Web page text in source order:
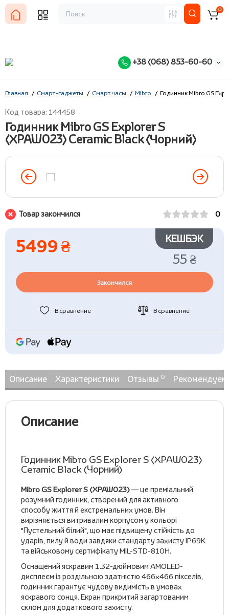
+38 (068) 853-60-60
0
Главная Смарт-гаджеты Смарт часы Mibro Годинник Mibro GS
Код товара: 144458
Годинник Mibro GS Explorer S
(XPAW023) Ceramic Black (Чорний)
Товар закончился 0
5499 ₴ КЕШБЭК
55 ₴
Закончился
В сравнение В сравнение
Описание Характеристики Отзывы 0
Описание
Годинник Mibro GS Explorer S (XPAW023)
Ceramic Black (Чорний)
Mibro GS Explorer S (XPAW023)— це преміальний
розумний годинник, створений для активного
способу життя й екстремальних умов. Він
вирізняється витривалим корпусом у кольорі
"Пустельний білий", що має підвищену стійкість до
ударів, пилу й води завдяки стандарту захисту IP69K
та військовому сертифікату MIL-STD-810H.
Оснащений яскравим 1.32-дюймовим AMOLED-
дисплеєм із роздільною здатністю 466x466 пікселів,
годинник гарантує чудову видимість в умовах
яскравого сонця. Екран прикритий загартованим
склом для додаткового захисту.